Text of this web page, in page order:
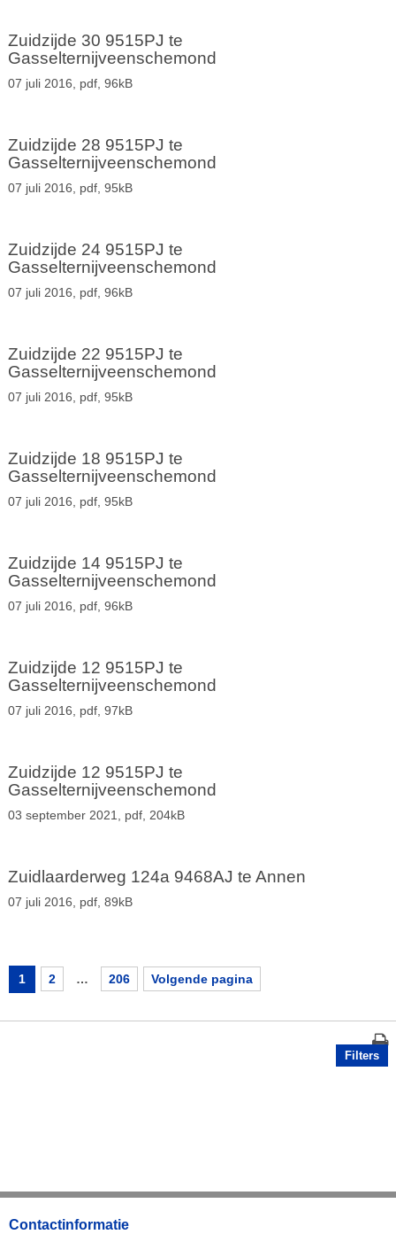
Zuidzijde 30 9515PJ te
Gasselternijveenschemond
07 juli 2016, pdf, 96kB
Zuidzijde 28 9515PJ te
Gasselternijveenschemond
07 juli 2016, pdf, 95kB
Zuidzijde 24 9515PJ te
Gasselternijveenschemond
07 juli 2016, pdf, 96kB
Zuidzijde 22 9515PJ te
Gasselternijveenschemond
07 juli 2016, pdf, 95kB
Zuidzijde 18 9515PJ te
Gasselternijveenschemond
07 juli 2016, pdf, 95kB
Zuidzijde 14 9515PJ te
Gasselternijveenschemond
07 juli 2016, pdf, 96kB
Zuidzijde 12 9515PJ te
Gasselternijveenschemond
07 juli 2016, pdf, 97kB
Zuidzijde 12 9515PJ te
Gasselternijveenschemond
03 september 2021, pdf, 204kB
Zuidlaarderweg 124a 9468AJ te Annen
07 juli 2016, pdf, 89kB
1 2 … 206 Volgende pagina
Filters
Contactinformatie